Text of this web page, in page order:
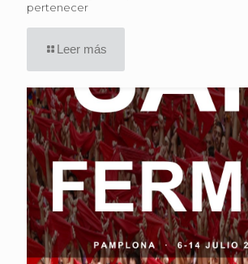
pertenecer
Leer más